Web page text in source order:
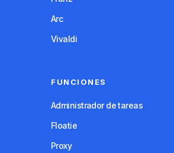
Arc
Vivaldi
FUNCIONES
Administrador de tareas
Floatie
Proxy